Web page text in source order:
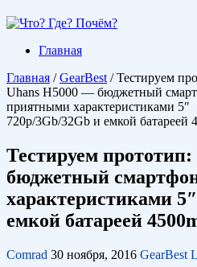
Главная
Главная / GearBest / Тестируем
Uhans H5000 — бюджетный
приятными характеристиками 5″
720p/3Gb/32Gb и емкой батареей
Тестируем
бюджетный
характеристиками
емкой батареей
Comrad 30 ноября, 2016 GearBest